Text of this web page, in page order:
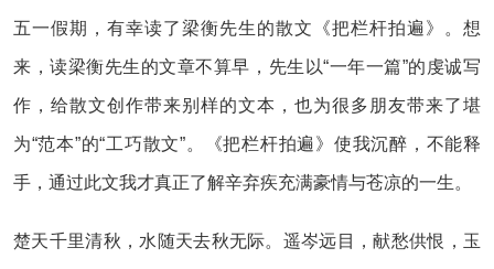
五一假期，有幸读了梁衡先生的散文《把栏杆拍遍》。想
来，读梁衡先生的文章不算早，先生以“一年一篇”的虔诚写
作，给散文创作带来别样的文本，也为很多朋友带来了堪
为“范本”的“工巧散文”。《把栏杆拍遍》使我沉醉，不能释
手，通过此文我才真正了解辛弃疾充满豪情与苍凉的一生。
楚天千里清秋，水随天去秋无际。遥岑远目，献愁供恨，玉